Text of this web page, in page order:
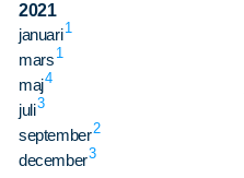
2021
januari1
mars 1
maj4
juli3
september2
december3